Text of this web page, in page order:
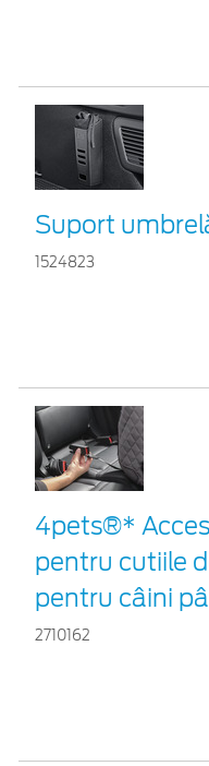
Suport
1524823
4pets®*
pentru cutiile
pentru câini
2710162